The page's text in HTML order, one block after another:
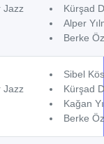
Jazz
Kürşad
Alper
Berke
Jazz
Sibel
Kürşad
Kağan
Berke